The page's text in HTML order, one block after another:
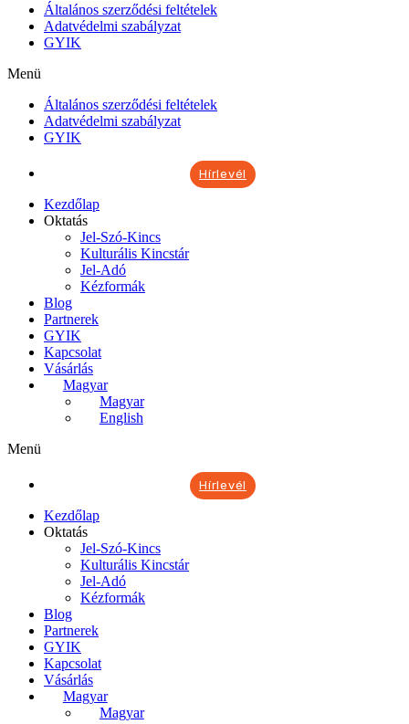
Általános szerződési feltételek
Adatvédelmi szabályzat
GYIK
Menü
Általános szerződési feltételek
Adatvédelmi szabályzat
GYIK
Hírlevél
Kezdőlap
Oktatás
Jel-Szó-Kincs
Kulturális Kincstár
Jel-Adó
Kézformák
Blog
Partnerek
GYIK
Kapcsolat
Vásárlás
Magyar
Magyar
English
Menü
Hírlevél
Kezdőlap
Oktatás
Jel-Szó-Kincs
Kulturális Kincstár
Jel-Adó
Kézformák
Blog
Partnerek
GYIK
Kapcsolat
Vásárlás
Magyar
Magyar